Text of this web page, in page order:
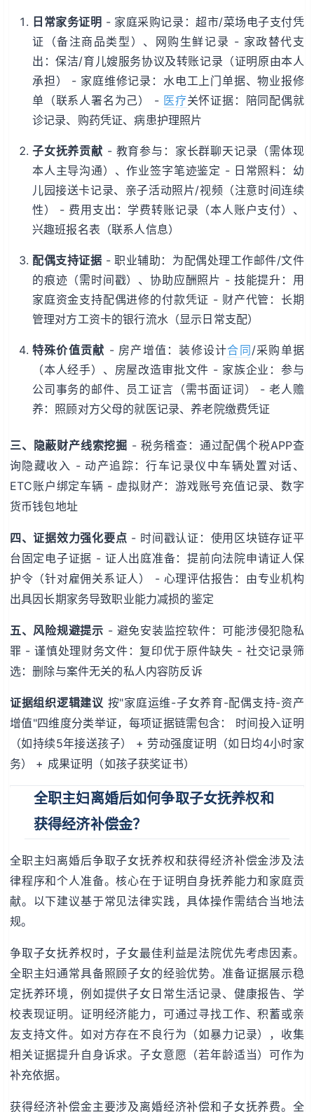
日常家务证明 - 家庭采购记录：超市/菜场电子支付凭
证（备注商品类型）、网购生鲜记录 - 家政替代支
出：保洁/育儿嫂服务协议及转账记录（证明原由本人
承担） - 家庭维修记录：水电工上门单据、物业报修
单（联系人署名为己） - 医疗关怀证据：陪同配偶就
诊记录、购药凭证、病患护理照片
子女抚养贡献 - 教育参与：家长群聊天记录（需体现
本人主导沟通）、作业签字笔迹鉴定 - 日常照料：幼
儿园接送卡记录、亲子活动照片/视频（注意时间连续
性） - 费用支出：学费转账记录（本人账户支付）、
兴趣班报名表（联系人信息）
配偶支持证据 - 职业辅助：为配偶处理工作邮件/文件
的痕迹（需时间戳）、协助应酬照片 - 技能提升：用
家庭资金支持配偶进修的付款凭证 - 财产代管：长期
管理对方工资卡的银行流水（显示日常支配）
特殊价值贡献 - 房产增值：装修设计合同/采购单据
（本人经手）、房屋改造审批文件 - 家族企业：参与
公司事务的邮件、员工证言（需书面证词） - 老人赡
养：照顾对方父母的就医记录、养老院缴费凭证
三、隐蔽财产线索挖掘 - 税务稽查：通过配偶个税APP查
询隐藏收入 - 动产追踪：行车记录仪中车辆处置对话、
ETC账户绑定车辆 - 虚拟财产：游戏账号充值记录、数字
货币钱包地址
四、证据效力强化要点 - 时间戳认证：使用区块链存证平
台固定电子证据 - 证人出庭准备：提前向法院申请证人保
护令（针对雇佣关系证人） - 心理评估报告：由专业机构
出具因长期家务导致职业能力减损的鉴定
五、风险规避提示 - 避免安装监控软件：可能涉侵犯隐私
罪 - 谨慎处理财务文件：复印优于原件缺失 - 社交记录筛
选：删除与案件无关的私人内容防反诉
证据组织逻辑建议 按"家庭运维-子女养育-配偶支持-资产
增值"四维度分类举证，每项证据链需包含： 时间投入证明
（如持续5年接送孩子） + 劳动强度证明（如日均4小时家
务） + 成果证明（如孩子获奖证书）
全职主妇离婚后如何争取子女抚养权和
获得经济补偿金？
全职主妇离婚后争取子女抚养权和获得经济补偿金涉及法
律程序和个人准备。核心在于证明自身抚养能力和家庭贡
献。以下建议基于常见法律实践，具体操作需结合当地法
规。
争取子女抚养权时，子女最佳利益是法院优先考虑因素。
全职主妇通常具备照顾子女的经验优势。准备证据展示稳
定抚养环境，例如提供子女日常生活记录、健康报告、学
校表现证明。证明经济能力，可通过寻找工作、积蓄或亲
友支持文件。如对方存在不良行为（如暴力记录），收集
相关证据提升自身诉求。子女意愿（若年龄适当）可作为
补充依据。
获得经济补偿金主要涉及离婚经济补偿和子女抚养费。全